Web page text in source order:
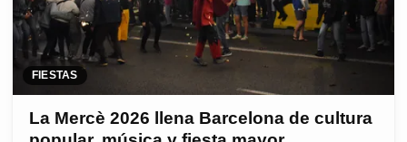
FIESTAS
La Mercè 2026 llena Barcelona de cultura